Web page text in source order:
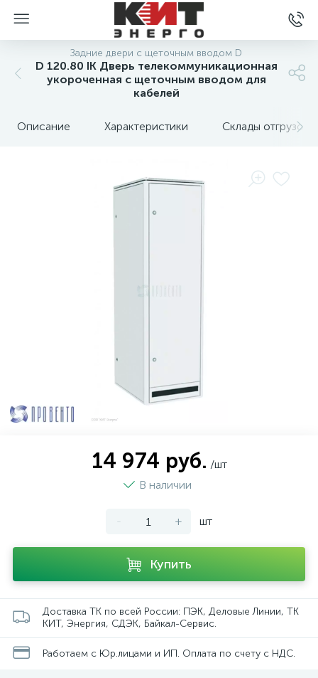
Задние двери с щеточным вводом D
D 120.80 IK Дверь телекоммуникационная
укороченная с щеточным вводом для
кабелей
Описание Характеристики Склады отгрузок
14 974 руб. /шт
В наличии
- + шт
Купить
Доставка ТК по всей России: ПЭК, Деловые Линии, ТК
КИТ, Энергия, СДЭК, Байкал-Сервис.
Работаем с Юр.лицами и ИП. Оплата по счету с НДС.